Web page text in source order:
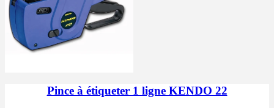
Pince à étiqueter 1 ligne KENDO 22